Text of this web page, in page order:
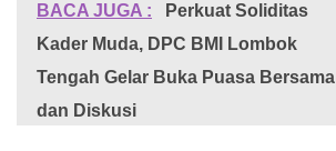
BACA JUGA :
Perkuat Soliditas
Kader Muda, DPC BMI Lombok
Tengah Gelar Buka Puasa Bersama
dan Diskusi